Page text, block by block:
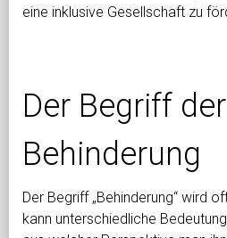
eine inklusive Gesellschaft zu
Der Begriff der
Behinderung
Der Begriff „Behinderung“ wird
kann unterschiedliche